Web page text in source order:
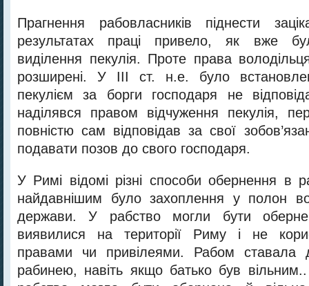
Прагнення рабовласників піднести
результатах праці привело, як вже
виділення пекулія. Проте права
розширені. У ІІІ ст. н.е. було
пекулієм за борги господаря не
наділявся правом відчуження пекулія,
повністю сам відповідав за свої
подавати позов до свого господаря.
У Римі відомі різні способи обернення в
найдавнішим було захоплення у полон
держави. У рабство могли бути
виявилися на території Риму і не
правами чи привілеями. Рабом ставала
рабинею, навіть якщо батько був